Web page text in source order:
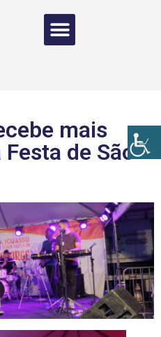
mais
de São